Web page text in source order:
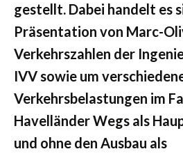
gestellt. Dabei handelt es
Präsentation von Marc-
Verkehrszahlen der
IVV sowie um
Verkehrsbelastungen im
Havelländer Wegs als
und ohne den Ausbau als